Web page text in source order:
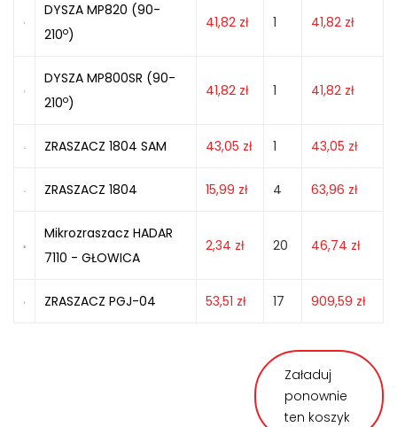
DYSZA MP820 (90-
210o)
41,82 zł 1 41,82 zł
DYSZA MP800SR (90-
210o)
41,82 zł 1 41,82 zł
ZRASZACZ 1804 SAM 43,05 zł 1 43,05 zł
ZRASZACZ 1804 15,99 zł 4 63,96 zł
Mikrozraszacz HADAR
7110 - GŁOWICA
2,34 zł 20 46,74 zł
ZRASZACZ PGJ-04 53,51 zł 17 909,59 zł
Załaduj
ponownie
ten koszyk